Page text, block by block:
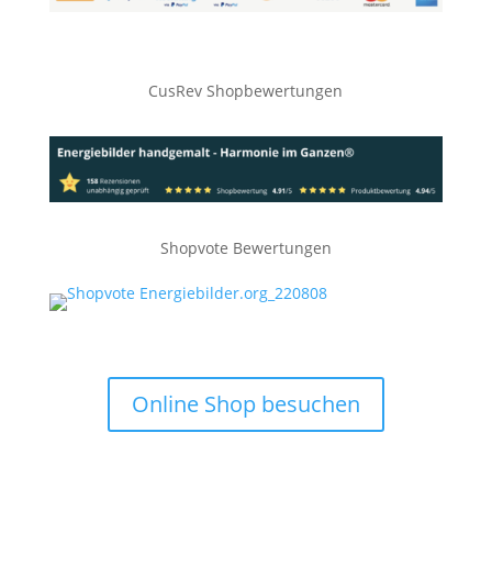
CusRev Shopbewertungen
Shopvote Bewertungen
Online Shop besuchen